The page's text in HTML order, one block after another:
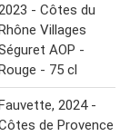
- Côtes du
Villages
AOP -
- 75 cl
2024 -
de Provence